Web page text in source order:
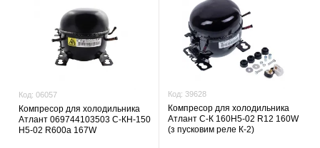
Код: 06057
Компресор для холодильника
Атлант 069744103503 С-КН-150
Н5-02 R600a 167W
Код: 39628
Компресор для холодильника
Атлант С-К 160Н5-02 R12 160W
(з пусковим реле К-2)